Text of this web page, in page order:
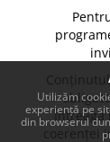
coerenței
Utilizăm
experiență pe
din browserul